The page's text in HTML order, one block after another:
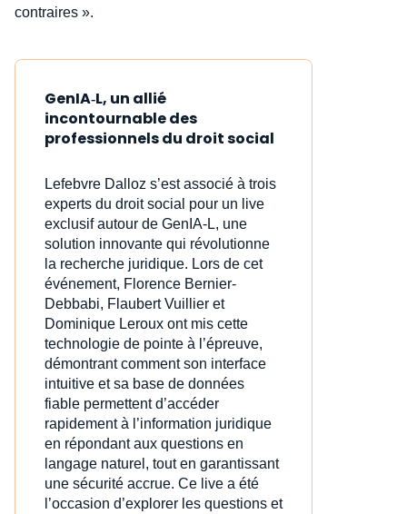
contraires ».
GenIA‑L, un allié
incontournable des
professionnels du droit social
Lefebvre Dalloz s’est associé à trois
experts du droit social pour un live
exclusif autour de GenIA‑L, une
solution innovante qui révolutionne
la recherche juridique. Lors de cet
événement, Florence Bernier-
Debbabi, Flaubert Vuillier et
Dominique Leroux ont mis cette
technologie de pointe à l’épreuve,
démontrant comment son interface
intuitive et sa base de données
fiable permettent d’accéder
rapidement à l’information juridique
en répondant aux questions en
langage naturel, tout en garantissant
une sécurité accrue. Ce live a été
l’occasion d’explorer les questions et